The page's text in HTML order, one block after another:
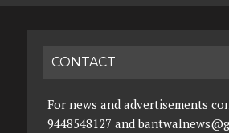
CONTACT
For news and advertisements
9448548127 and